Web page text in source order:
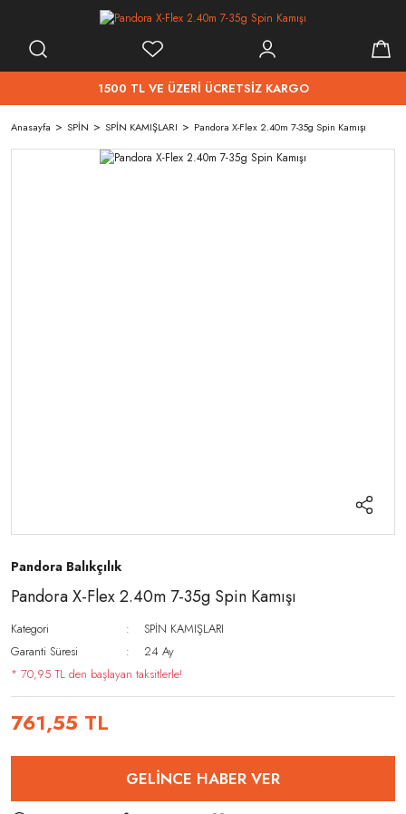
1500 TL VE ÜZERİ ÜCRETSİZ KARGO
Anasayfa SPİN SPİN KAMIŞLARI Pandora X-Flex 2.40m 7-35g Spin Kamışı
Pandora Balıkçılık
Pandora X-Flex 2.40m 7-35g Spin Kamışı
Kategori
SPİN KAMIŞLARI
Garanti Süresi
24 Ay
* 70,95 TL den başlayan taksitlerle!
761,55 TL
GELİNCE HABER VER